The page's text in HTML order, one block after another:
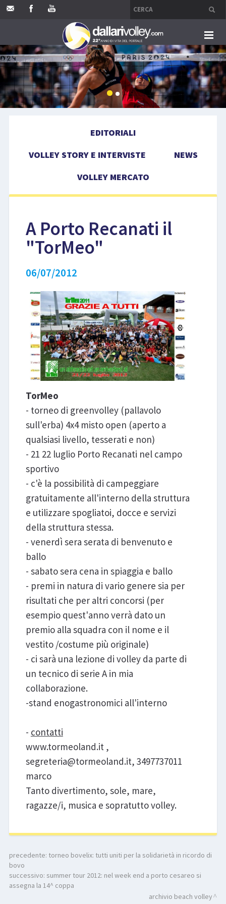
HOME
EDITORIALI
VOLLEY MERCATO
COMPETIZIONI
EDITORIALI
VOLLEY STORY E INTERVISTE
NEWS
VOLLEY MERCATO
A Porto Recanati il
"TorMeo"
06/07/2012
TorMeo
- torneo di greenvolley (pallavolo
sull'erba) 4x4 misto open (aperto a
qualsiasi livello, tesserati e non)
- 21 22 luglio Porto Recanati nel campo
sportivo
- c'è la possibilità di campeggiare
gratuitamente all'interno della struttura
e utilizzare spogliatoi, docce e servizi
della struttura stessa.
- venerdì sera serata di benvenuto e
ballo
- sabato sera cena in spiaggia e ballo
- premi in natura di vario genere sia per
risultati che per altri concorsi (per
esempio quest'anno verrà dato un
premio alla squadra con il nome e il
vestito /costume più originale)
- ci sarà una lezione di volley da parte di
un tecnico di serie A in mia
collaborazione.
-stand enogastronomici all'interno
- contatti
www.tormeoland.it ,
segreteria@tormeoland.it, 3497737011
marco
Tanto divertimento, sole, mare,
ragazze/i, musica e sopratutto volley.
precedente: torneo bovelix: tutti uniti per la solidarietà in ricordo di
bovo
successivo: summer tour 2012: nel week end a porto cesareo si
assegna la 14^ coppa
archivio beach volley